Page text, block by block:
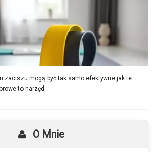
O Mnie
zaciszu mogą być tak samo efektywne jak te
to narzęd